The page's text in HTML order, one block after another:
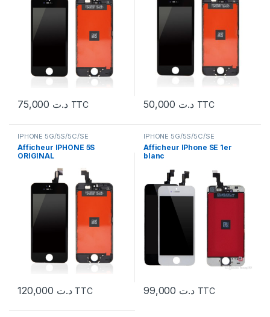
د.ت TTC د.ت TTC
IPHONE 5G/5S/5C/SE
Afficheur IPHONE 5S
ORIGINAL
د.ت TTC
IPHONE 5G/5S/5C/SE
Afficheur IPhone SE 1er
blanc
د.ت TTC